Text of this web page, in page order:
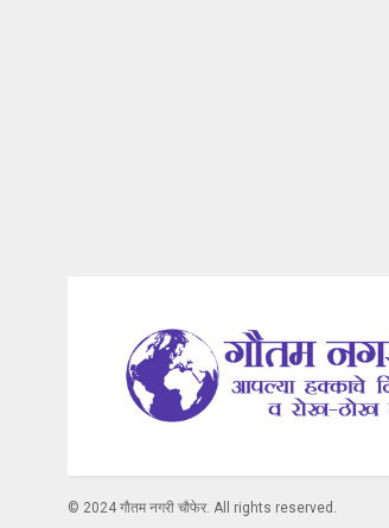
© 2024 गौतम नगरी चौफेर. All rights reserved.